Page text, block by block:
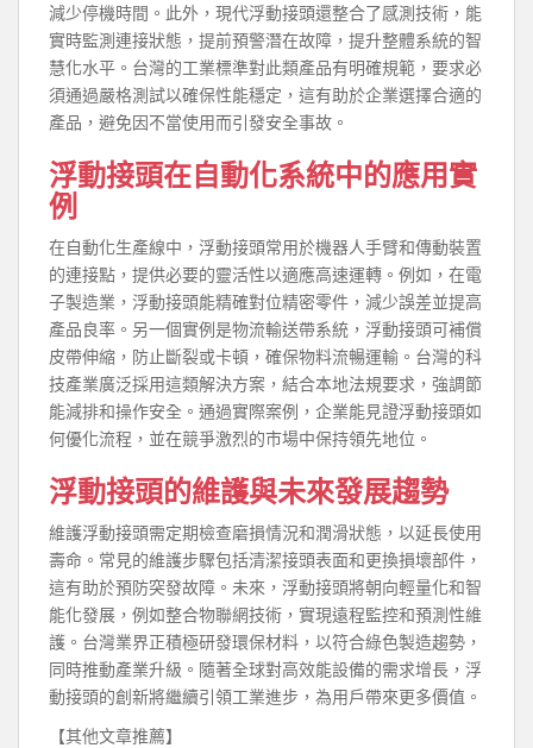
減少停機時間。此外，現代浮動接頭還整合了感測技術，能
實時監測連接狀態，提前預警潛在故障，提升整體系統的智
慧化水平。台灣的工業標準對此類產品有明確規範，要求必
須通過嚴格測試以確保性能穩定，這有助於企業選擇合適的
產品，避免因不當使用而引發安全事故。
浮動接頭在自動化系統中的應用實
例
在自動化生產線中，浮動接頭常用於機器人手臂和傳動裝置
的連接點，提供必要的靈活性以適應高速運轉。例如，在電
子製造業，浮動接頭能精確對位精密零件，減少誤差並提高
產品良率。另一個實例是物流輸送帶系統，浮動接頭可補償
皮帶伸縮，防止斷裂或卡頓，確保物料流暢運輸。台灣的科
技產業廣泛採用這類解決方案，結合本地法規要求，強調節
能減排和操作安全。通過實際案例，企業能見證浮動接頭如
何優化流程，並在競爭激烈的市場中保持領先地位。
浮動接頭的維護與未來發展趨勢
維護浮動接頭需定期檢查磨損情況和潤滑狀態，以延長使用
壽命。常見的維護步驟包括清潔接頭表面和更換損壞部件，
這有助於預防突發故障。未來，浮動接頭將朝向輕量化和智
能化發展，例如整合物聯網技術，實現遠程監控和預測性維
護。台灣業界正積極研發環保材料，以符合綠色製造趨勢，
同時推動產業升級。隨著全球對高效能設備的需求增長，浮
動接頭的創新將繼續引領工業進步，為用戶帶來更多價值。
【其他文章推薦】